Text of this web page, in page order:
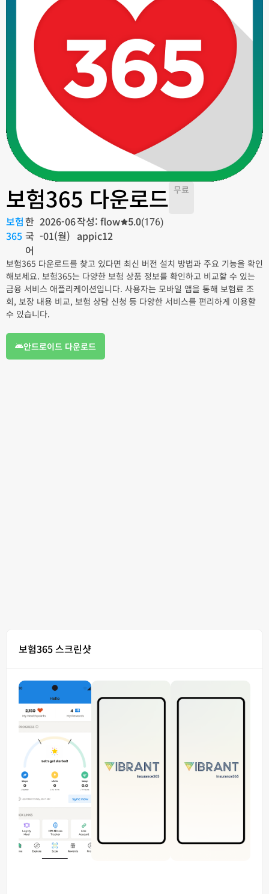
보험365 다운로드 무료
보험
365
한
국
어
2026-06
-01(월)
작성: flow
appic12
5.0(176)
보험365 다운로드를 찾고 있다면 최신 버전 설치 방법과 주요 기능을 확인
해보세요. 보험365는 다양한 보험 상품 정보를 확인하고 비교할 수 있는
금융 서비스 애플리케이션입니다. 사용자는 모바일 앱을 통해 보험료 조
회, 보장 내용 비교, 보험 상담 신청 등 다양한 서비스를 편리하게 이용할
수 있습니다.
안드로이드 다운로드
보험365 스크린샷